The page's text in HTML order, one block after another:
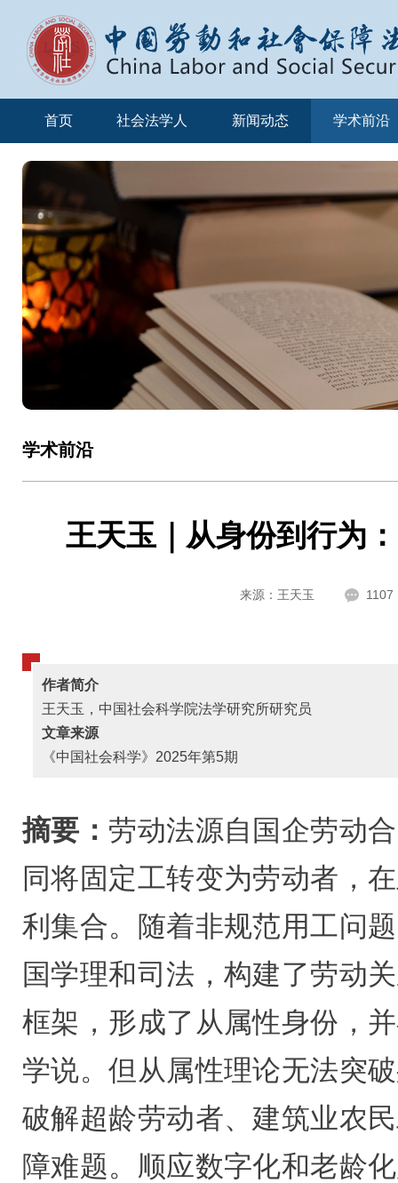
首页 社会法学人 新闻动态 学术前沿
学术前沿
王天玉｜从身份到行为
来源：王天玉 1107
作者简介
王天玉， 中国社会科学院法学研究所研究员
文章来源
《中国社会科学》2025年第5期
摘要： 劳动法源自国企劳动
同将固定工转变为劳动者，
利集合。随着非规范用工问
国学理和司法，构建了劳动
框架，形成了从属性身份，
学说。但从属性理论无法突
破解超龄劳动者、建筑业农
障难题。顺应数字化和老龄